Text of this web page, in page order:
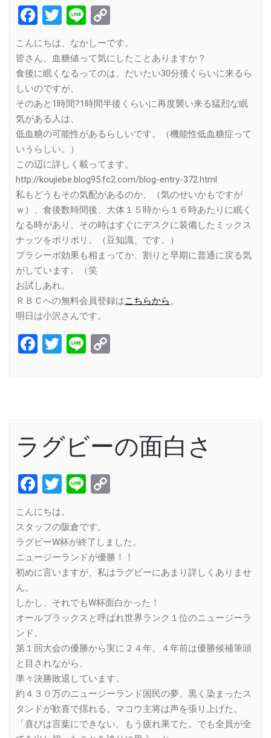
Facebook
Twitter
Line
Link
こんにちは、なかしーです。
皆さん、血糖値って気にしたことありますか？
食後に眠くなるってのは、だいたい30分後くらいに来るら
しいのですが、
そのあと1時間?1時間半後くらいに再度襲い来る猛烈な眠
気がある人は、
低血糖の可能性があるらしいです。（機能性低血糖症って
いうらしい。）
この辺に詳しく載ってます。
http://koujiebe.blog95.fc2.com/blog-entry-372.html
私もどうもその気配があるのか、（気のせいかもですが
ｗ）、食後数時間後、大体１５時から１６時あたりに眠く
なる時があり、その時はすぐにデスクに装備したミックス
ナッツをポリポリ。（豆知識、です。）
プラシーボ効果も相まってか、割りと早期に普通に戻る気
がしています。（笑
お試しあれ。
ＲＢＣへの無料会員登録はこちらから。
明日は小沢さんです。
Facebook
Twitter
Line
ラグビーの面白さ
Facebook
Twitter
Line
こんにちは。
スタッフの阪倉です。
ラグビーW杯が終了しました。
ニュージーランドが優勝！！
初めに言いますが、私はラグビーにあまり詳しくありませ
ん。
しかし、それでもW杯面白かった！
オールブラックスと呼ばれ世界ランク１位のニュージーラ
ンド。
第１回大会の優勝から実に２４年。４年前は優勝候補筆頭
と目されながら、
準々決勝敗退しています。
約４３０万のニュージーランド国民の夢。黒く染まったス
タンドが歓喜で揺れる。マコウ主将は声を張り上げた。
「喜びは言葉にできない。もう疲れ果てた。でも全員が全